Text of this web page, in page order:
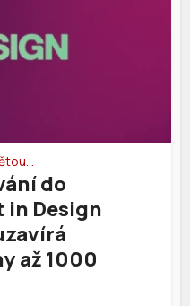
do
in Design
až 1000